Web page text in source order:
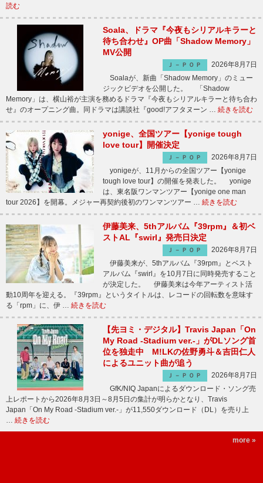
読む
Soala、ドラマ『今夜もシリアルキラーと
待ち合わせ』OP曲「Shadow Memory」
MV公開
Ｊ－ＰＯＰ
2026年8月7日
Soalaが、新曲「Shadow Memory」のミュー
ジックビデオを公開した。 「Shadow
Memory」は、横山裕が主演を務めるドラマ『今夜もシリアルキラーと待ち合わ
せ』のオープニング曲。同ドラマは講談社『good!アフタヌーン … 続きを読む
yonige、全国ツアー【yonige tough
love tour】開催決定
Ｊ－ＰＯＰ
2026年8月7日
yonigeが、11月からの全国ツアー【yonige
tough love tour】の開催を発表した。 yonige
は、東名阪ワンマンツアー【yonige one man
tour 2026】を開幕。メジャー再契約後初のワンマンツアー … 続きを読む
伊藤美来、5thアルバム『39rpm』＆初ベ
ストAL『swirl』発売日決定
Ｊ－ＰＯＰ
2026年8月7日
伊藤美来が、5thアルバム『39rpm』とベスト
アルバム『swirl』を10月7日に同時発売すること
が決定した。 伊藤美来は今年アーティスト活
動10周年を迎える。『39rpm』というタイトルは、レコードの回転数を意味す
る「rpm」に、伊 … 続きを読む
【先ヨミ・デジタル】Travis Japan「On
My Road -Stadium ver.-」がDLソング首
位を独走中 M!LKの佐野勇斗＆吉田仁人
によるユニット曲が追う
Ｊ－ＰＯＰ
2026年8月7日
GfK/NIQ Japanによるダウンロード・ソング売
上レポートから2026年8月3日～8月5日の集計が明らかとなり、Travis
Japan「On My Road -Stadium ver.-」が11,550ダウンロード（DL）を売り上
続きを読む
more »